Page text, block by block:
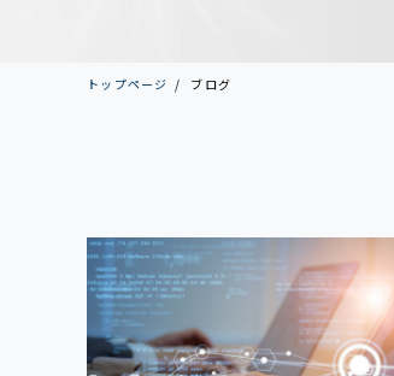
トップページ ブログ